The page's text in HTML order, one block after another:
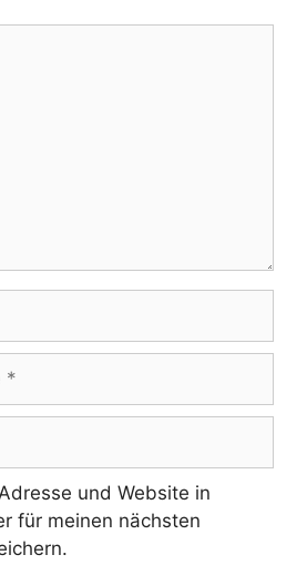
und Website in
für meinen nächsten